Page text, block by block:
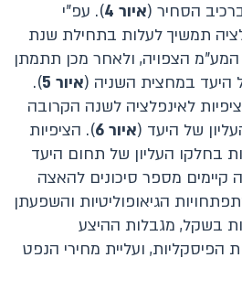
הסחיר (איור 4
). עפ"י
תמשיך לעלות בתחילת שנת
המע"מ הצפויה, ולאחר מכן תתמתן
היעד במחצית השניה (איור 5
).
לאינפלציה לשנה הקרובה
של היעד (איור 6
). הציפיות
בחלקו העליון של תחום היעד
קיימים מספר סיכונים להאצה
הגיאופוליטיות והשפעתן
בשקל, מגבלות ההיצע
ועליית מחירי הנפט